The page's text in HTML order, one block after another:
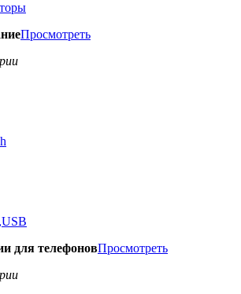
Просмотреть
для телефоновПросмотреть